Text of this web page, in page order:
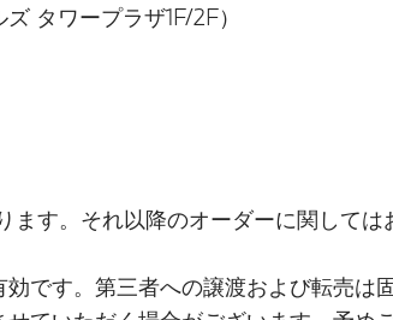
タワープラザ1F/2F）
ます。それ以降のオーダーに関して
です。第三者への譲渡および転売は